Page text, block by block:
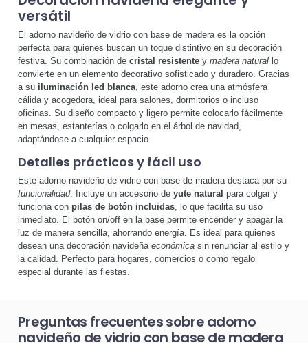
versátil
El adorno navideño de vidrio con base de madera es la opción
perfecta para quienes buscan un toque distintivo en su decoración
festiva. Su combinación de cristal resistente y madera natural lo
convierte en un elemento decorativo sofisticado y duradero. Gracias
a su iluminación led blanca, este adorno crea una atmósfera
cálida y acogedora, ideal para salones, dormitorios o incluso
oficinas. Su diseño compacto y ligero permite colocarlo fácilmente
en mesas, estanterías o colgarlo en el árbol de navidad,
adaptándose a cualquier espacio.
Detalles prácticos y fácil uso
Este adorno navideño de vidrio con base de madera destaca por su
funcionalidad. Incluye un accesorio de yute natural para colgar y
funciona con pilas de botón incluidas , lo que facilita su uso
inmediato. El botón on/off en la base permite encender y apagar la
luz de manera sencilla, ahorrando energía. Es ideal para quienes
desean una decoración navideña económica sin renunciar al estilo y
la calidad. Perfecto para hogares, comercios o como regalo
especial durante las fiestas.
Preguntas frecuentes sobre adorno
navideño de vidrio con base de madera